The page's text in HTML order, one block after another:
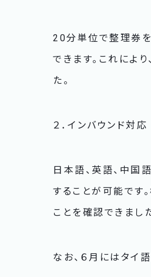
20分単位で整理券
できます。これによ
た。
２．インバウンド対応
日本語、英語、中国
することが可能です
ことを確認できました
なお、６月にはタイ